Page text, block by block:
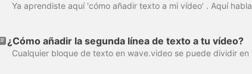
¿Cómo añadir la segunda línea de texto a tu vídeo?